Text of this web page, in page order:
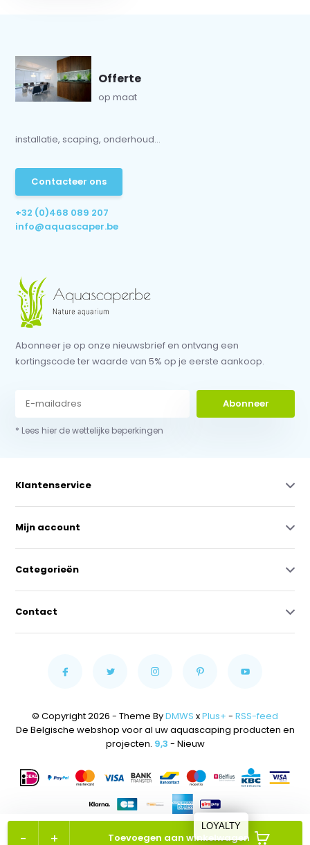
+
- Toevoegen aan winkelwagen
Offerte
op maat
installatie, scaping, onderhoud...
Contacteer ons
+32 (0)468 089 207
info@aquascaper.be
Abonneer je op onze nieuwsbrief en ontvang een
kortingscode ter waarde van 5% op je eerste aankoop.
Abonneer
* Lees hier de wettelijke beperkingen
Klantenservice
Mijn account
Categorieën
Contact
© Copyright 2026 - Theme ByDMWS xPlus+ - RSS-feed
De Belgische webshop voor al uw aquascaping producten en
projecten. 9,3 - Nieuw
LOYALTY